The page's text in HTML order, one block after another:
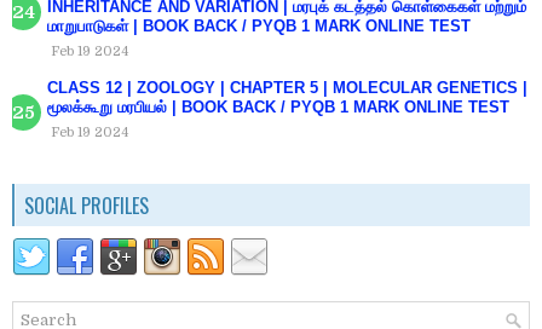
INHERITANCE AND VARIATION | மரபுக் கடத்தல் கொள்கைகள் மற்றும்
மாறுபாடுகள் | BOOK BACK / PYQB 1 MARK ONLINE TEST
Feb 19 2024
CLASS 12 | ZOOLOGY | CHAPTER 5 | MOLECULAR GENETICS |
மூலக்கூறு மரபியல் | BOOK BACK / PYQB 1 MARK ONLINE TEST
Feb 19 2024
SOCIAL PROFILES